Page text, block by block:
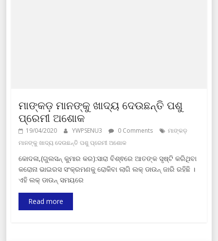
ମାଙ୍କଡ଼ ମାନଙ୍କୁ ଖାଦ୍ୟ ଦେଉଛନ୍ତି ପଶୁ
ପ୍ରେମୀ ଅଶୋକ
19/04/2020 YWPSENU3 0 Comments
ମାଙ୍କଡ଼
ମାନଙ୍କୁ ଖାଦ୍ୟ ଦେଉଛନ୍ତି ପଶୁ ପ୍ରେମୀ ଅଶୋକ
କୋଦଳା,(ଗୁଲସନ୍ କୁମାର କର):ସାରା ବିଶ୍ଵରେ ଆତଙ୍କ ସୃଷ୍ଟି କରିଥିବା
କରୋନା ଭାଇରସ ସଂକ୍ରମଣକୁ ରୋକିବା ଲାଗି ଲକ୍ ଡାଉନ୍ ଜାରି ରହିଛି ।
ଏହି ଲକ୍ ଡାଉନ୍ ସମୟରେ
Read more